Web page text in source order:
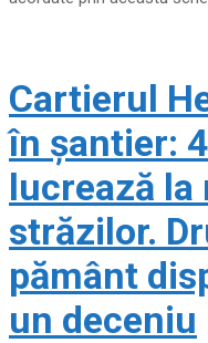
Cartierul
în șantier:
lucrează la
străzilor.
pământ
un deceniu